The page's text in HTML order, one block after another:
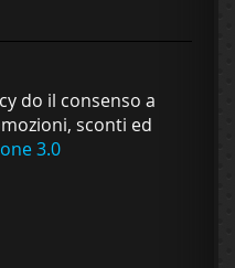
do il consenso a
sconti ed
3.0